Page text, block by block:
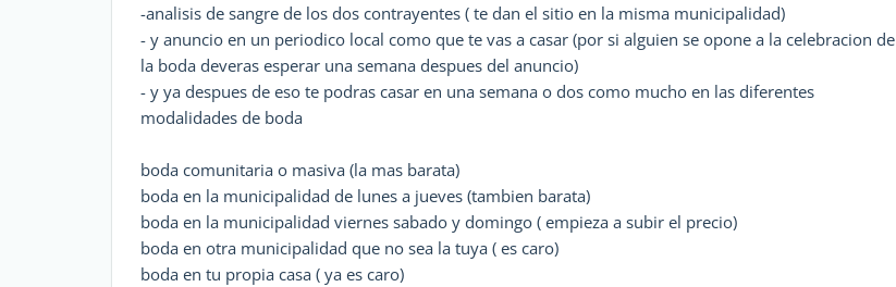
-analisis de sangre de los dos contrayentes ( te dan el sitio en la misma municipalidad)
- y anuncio en un periodico local como que te vas a casar (por si alguien se opone a la celebracion de
la boda deveras esperar una semana despues del anuncio)
- y ya despues de eso te podras casar en una semana o dos como mucho en las diferentes
modalidades de boda
boda comunitaria o masiva (la mas barata)
boda en la municipalidad de lunes a jueves (tambien barata)
boda en la municipalidad viernes sabado y domingo ( empieza a subir el precio)
boda en otra municipalidad que no sea la tuya ( es caro)
boda en tu propia casa ( ya es caro)